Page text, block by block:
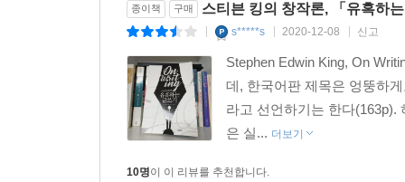
자신이 글쓰기를 원하기 때문이라는 것이다. 글
삶이라고 말할 수는 없지만 때로는 그것이 삶을
『유혹하는 글쓰기』는 단순히 문장력을 기르거
내용을 담고 있다. 한 작가가 ‘글쓰기의 목적은
시작할 용기만 있다면 누구나 좋은 글을 쓸 수
종이책 구매 스티븐 킹의 창작론, 「유혹하
s*****s 2020-12-08 신고
Stephen Edwin King, On
데, 한국어판 제목은 엉뚱하
라고 선언하기는 한다(163p).
은 실... 더보기
10명이 이 리뷰를 추천합니다.